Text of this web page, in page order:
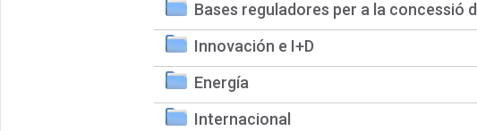
Bases reguladores per a la concessió
Innovación e I+D
Energía
Internacional